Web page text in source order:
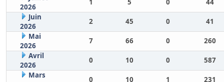
2026
1 5 0
44
Juin
2026
2 45 0
41
Mai
2026
7 66 0
260
Avril
2026
0 10 0
587
Mars
0 10 1 231